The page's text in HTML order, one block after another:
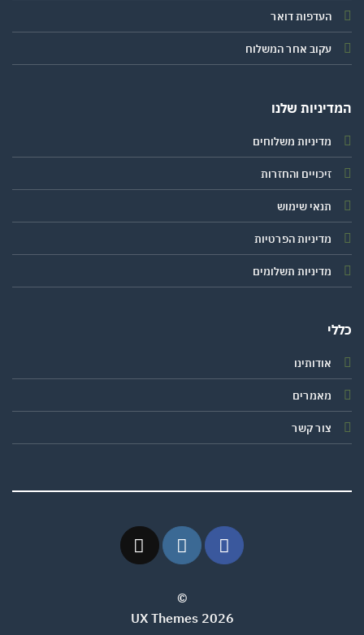
העדפות דואר
עקוב אחר המשלוח
שלנו
מדיניות משלוחים
זיכויים והחזרות
תנאי שימוש
מדיניות הפרטיות
מדיניות תשלומים
אודותינו
מאמרים
צור קשר
2026 UX Themes